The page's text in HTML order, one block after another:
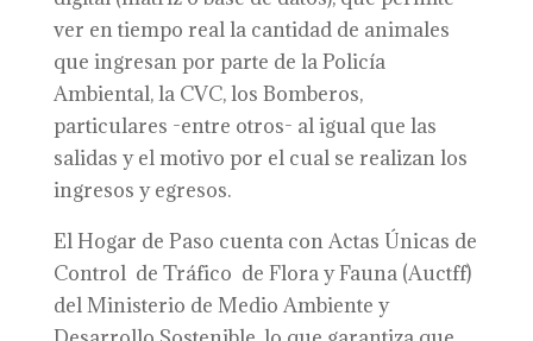
ver en tiempo real la cantidad de animales
que ingresan por parte de la Policía
Ambiental, la CVC, los Bomberos,
particulares -entre otros- al igual que las
salidas y el motivo por el cual se realizan los
ingresos y egresos.
El Hogar de Paso cuenta con Actas Únicas de
Control de Tráfico de Flora y Fauna (Auctff)
del Ministerio de Medio Ambiente y